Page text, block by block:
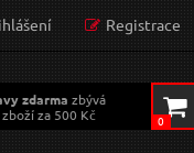
Registrace
zdarma zbývá
za 500 Kč
0